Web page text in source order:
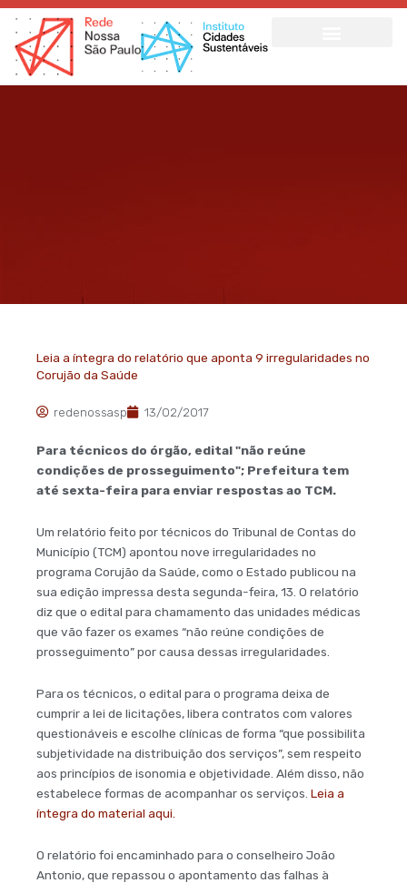
Ir
para
conteúdo
Leia a íntegra do relatório que aponta 9 irregularidades no
Corujão da Saúde
redenossasp 13/02/2017
Para técnicos do órgão, edital "não reúne
condições de prosseguimento"; Prefeitura tem
até sexta-feira para enviar respostas ao TCM.
Um relatório feito por técnicos do Tribunal de Contas do
Município (TCM) apontou nove irregularidades no
programa Corujão da Saúde, como o Estado publicou na
sua edição impressa desta segunda-feira, 13. O relatório
diz que o edital para chamamento das unidades médicas
que vão fazer os exames “não reúne condições de
prosseguimento” por causa dessas irregularidades.
Para os técnicos, o edital para o programa deixa de
cumprir a lei de licitações, libera contratos com valores
questionáveis e escolhe clínicas de forma “que possibilita
subjetividade na distribuição dos serviços”, sem respeito
aos princípios de isonomia e objetividade. Além disso, não
estabelece formas de acompanhar os serviços. Leia a
íntegra do material aqui.
O relatório foi encaminhado para o conselheiro João
Antonio, que repassou o apontamento das falhas à